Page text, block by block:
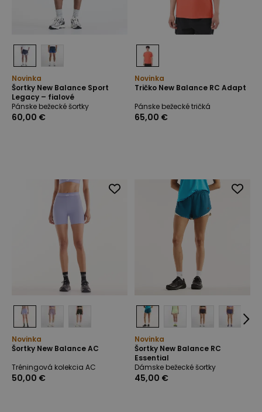
Novinka
Šortky New Balance Sport
Legacy – fialové
Pánske bežecké šortky
60,00 €
Novinka
Tričko New Balance RC Adapt
Pánske bežecké tričká
65,00 €
Novinka
Šortky New Balance AC
Tréningová kolekcia AC
50,00 €
Novinka
Šortky New Balance RC
Essential
Dámske bežecké šortky
45,00 €